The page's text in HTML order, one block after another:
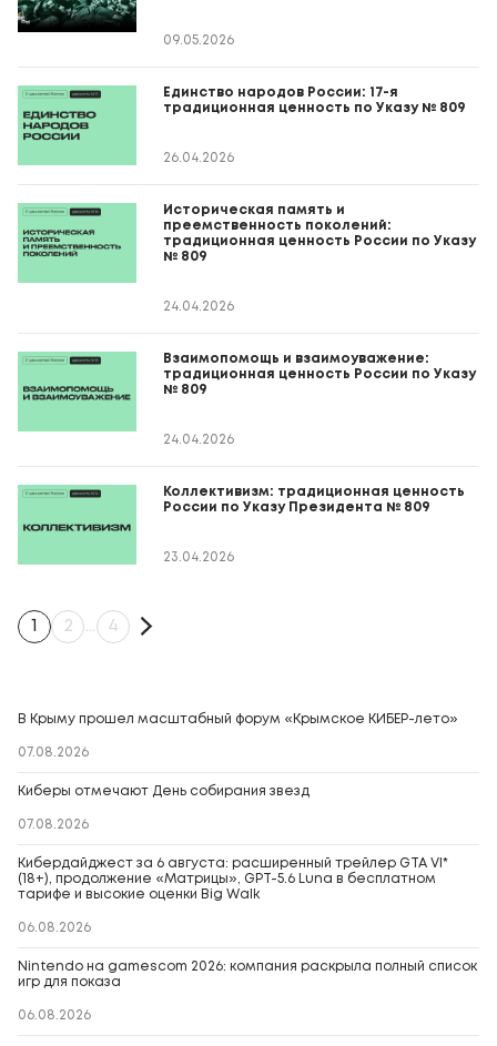
09.05.2026
Единство народов России: 17-я
традиционная ценность по Указу № 809
26.04.2026
Историческая память и
преемственность поколений:
традиционная ценность России по Указу
№ 809
24.04.2026
Взаимопомощь и взаимоуважение:
традиционная ценность России по Указу
№ 809
24.04.2026
Коллективизм: традиционная ценность
России по Указу Президента № 809
23.04.2026
1 2 4
В Крыму прошел масштабный форум «Крымское КИБЕР-лето»
07.08.2026
Киберы отмечают День собирания звезд
07.08.2026
Кибердайджест за 6 августа: расширенный трейлер GTA VI*
(18+), продолжение «Матрицы», GPT-5.6 Luna в бесплатном
тарифе и высокие оценки Big Walk
06.08.2026
Nintendo на gamescom 2026: компания раскрыла полный список
игр для показа
06.08.2026